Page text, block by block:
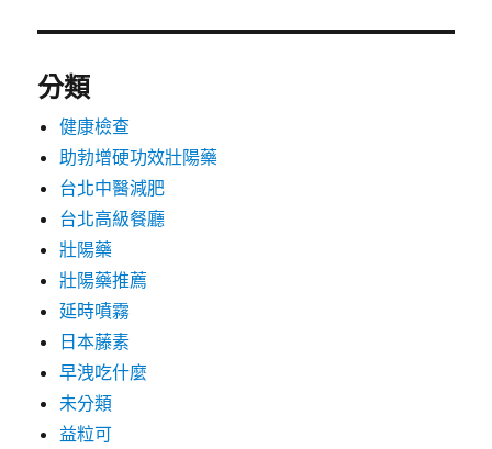
分類
健康檢查
助勃增硬功效壯陽藥
台北中醫減肥
台北高級餐廳
壯陽藥
壯陽藥推薦
延時噴霧
日本藤素
早洩吃什麼
未分類
益粒可